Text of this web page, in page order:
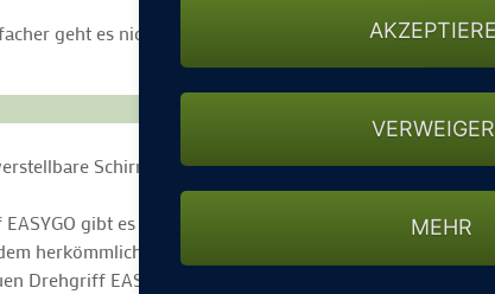
geht es nicht. Das bietet als einziger Hersteller nur
Schirmhalter kann auch beim EASYGO am
gibt es auch weiterhin den klassischen
herkömmlichen Geschwindigkeitsregler, den man mit
Drehgriff EASYGO.
MEHR